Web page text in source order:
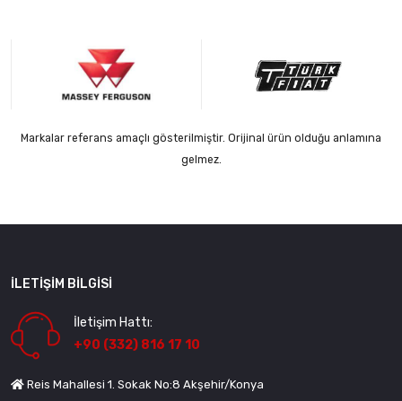
Markalar referans amaçlı gösterilmiştir. Orijinal ürün olduğu anlamına
gelmez.
İLETIŞIM BILGISI
İletişim Hattı:
+90 (332) 816 17 10
Reis Mahallesi 1. Sokak No:8 Akşehir/Konya